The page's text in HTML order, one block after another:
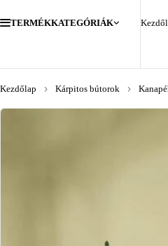
TERMÉKKATEGÓRIÁK
Kezdőlap Kárpitos bútorok